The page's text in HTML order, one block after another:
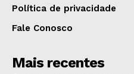
Política de privacidade
Fale Conosco
Mais recentes